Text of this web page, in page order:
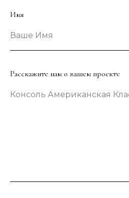
Имя
Ваше Имя
Расскажите нам о вашем проекте